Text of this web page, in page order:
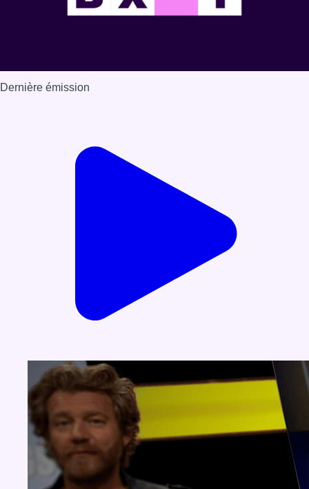
Dernière émission